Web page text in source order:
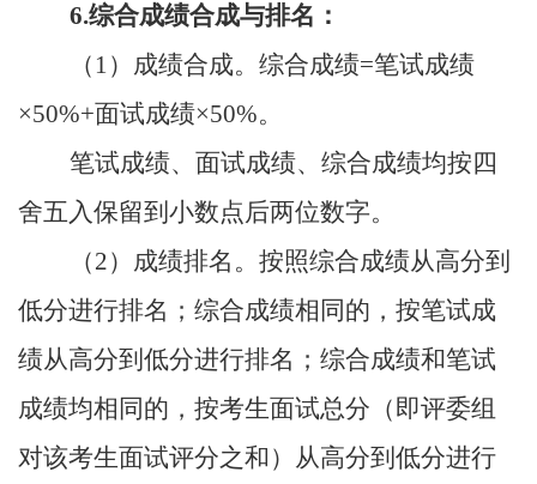
6.综合成绩合成与排名：
（ 1）成绩合成。综合成绩=笔试成绩
×50%+面试成绩×50%。
笔试成绩、面试成绩、综合成绩均按四
舍五入保留到小数点后两位数字。
（2） 成绩排名。按照综合成绩从高分到
低分进行排名；综合成绩相同的，按笔试成
绩从高分到低分进行排名；综合成绩和笔试
成绩均相同的，按考生面试总分（即评委组
对该考生面试评分之和）从高分到低分进行